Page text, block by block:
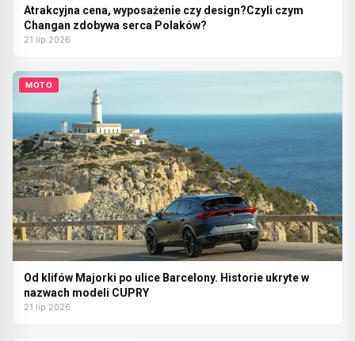
Atrakcyjna cena, wyposażenie czy design?Czyli czym
Changan zdobywa serca Polaków?
21 lip 2026
MOTO
Od klifów Majorki po ulice Barcelony. Historie ukryte w
nazwach modeli CUPRY
21 lip 2026